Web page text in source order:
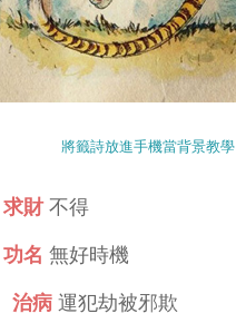
將籤詩放進手機當背景教學
求財不得
功名 無好時機
治病 運犯劫被邪欺